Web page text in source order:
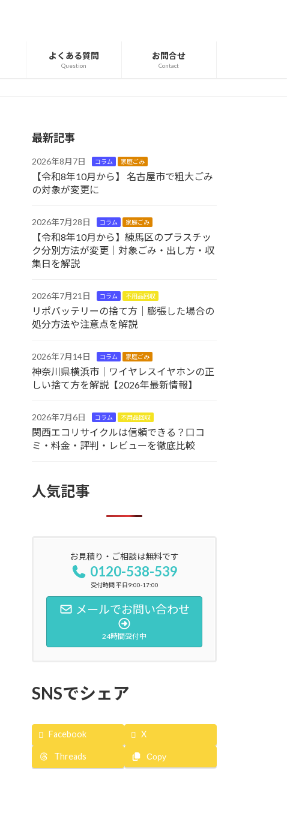
よくある質問
Question
お問合せ
Contact
最新記事
2026年8月7日 コラム 家庭ごみ
【令和8年10月から】 名古屋市で粗大ごみ
の対象が変更に
2026年7月28日 コラム 家庭ごみ
【令和8年10月から】練馬区のプラスチッ
ク分別方法が変更｜対象ごみ・出し方・収
集日を解説
2026年7月21日 コラム 不用品回収
リポバッテリーの捨て方｜膨張した場合の
処分方法や注意点を解説
2026年7月14日 コラム 家庭ごみ
神奈川県横浜市｜ワイヤレスイヤホンの正
しい捨て方を解説【2026年最新情報】
2026年7月6日 コラム 不用品回収
関西エコリサイクルは信頼できる？口コ
ミ・料金・評判・レビューを徹底比較
人気記事
お見積り・ご相談は無料です
0120-538-539
受付時間 平日9:00-17:00
メールでお問い合わせ
24時間受付中
SNSでシェア
Facebook X
Threads Copy